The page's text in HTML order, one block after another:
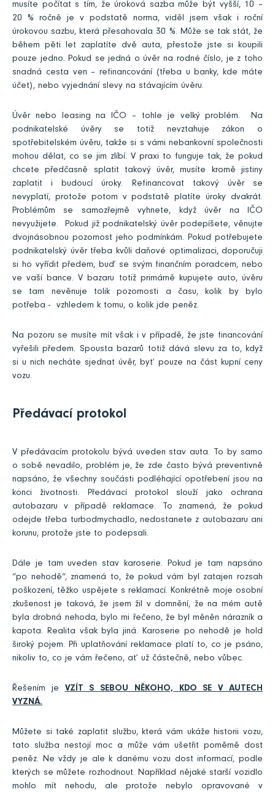
musíte počítat s tím, že úroková sazba může být vyšší, 10 –
20 % ročně je v podstatě norma, viděl jsem však i roční
úrokovou sazbu, která přesahovala 30 %. Může se tak stát, že
během pěti let zaplatíte dvě auta, přestože jste si koupili
pouze jedno. Pokud se jedná o úvěr na rodné číslo, je z toho
snadná cesta ven – refinancování (třeba u banky, kde máte
účet), nebo vyjednání slevy na stávajícím úvěru.
Úvěr nebo leasing na IČO – tohle je velký problém. Na
podnikatelské úvěry se totiž nevztahuje zákon o
spotřebitelském úvěru, takže si s vámi nebankovní společnosti
mohou dělat, co se jim zlíbí. V praxi to funguje tak, že pokud
chcete předčasně splatit takový úvěr, musíte kromě jistiny
zaplatit i budoucí úroky. Refinancovat takový úvěr se
nevyplatí, protože potom v podstatě platíte úroky dvakrát.
Problémům se samozřejmě vyhnete, když úvěr na IČO
nevyužijete. Pokud již podnikatelský úvěr podepíšete, věnujte
dvojnásobnou pozornost jeho podmínkám. Pokud potřebujete
podnikatelský úvěr třeba kvůli daňové optimalizaci, doporučuji
si ho vyřídit předem, buď se svým finančním poradcem, nebo
ve vaší bance. V bazaru totiž primárně kupujete auto, úvěru
se tam nevěnuje tolik pozornosti a času, kolik by bylo
potřeba - vzhledem k tomu, o kolik jde peněz.
Na pozoru se musíte mít však i v případě, že jste financování
vyřešili předem. Spousta bazarů totiž dává slevu za to, když
si u nich necháte sjednat úvěr, byť pouze na část kupní ceny
vozu.
Předávací protokol
V předávacím protokolu bývá uveden stav auta. To by samo
o sobě nevadilo, problém je, že zde často bývá preventivně
napsáno, že všechny součásti podléhající opotřebení jsou na
konci životnosti. Předávací protokol slouží jako ochrana
autobazaru v případě reklamace. To znamená, že pokud
odejde třeba turbodmychadlo, nedostanete z autobazaru ani
korunu, protože jste to podepsali.
Dále je tam uveden stav karoserie. Pokud je tam napsáno
“po nehodě“, znamená to, že pokud vám byl zatajen rozsah
poškození, těžko uspějete s reklamací. Konkrétně moje osobní
zkušenost je taková, že jsem žil v domnění, že na mém autě
byla drobná nehoda, bylo mi řečeno, že byl měněn nárazník a
kapota. Realita však byla jiná. Karoserie po nehodě je hold
široký pojem. Při uplatňování reklamace platí to, co je psáno,
nikoliv to, co je vám řečeno, ať už částečně, nebo vůbec.
Řešením jeVZÍT S SEBOU NĚKOHO, KDO SE V AUTECH
VYZNÁ.
Můžete si také zaplatit službu, která vám ukáže historii vozu,
tato služba nestojí moc a může vám ušetřit poměrně dost
peněz. Ne vždy je ale k danému vozu dost informací, podle
kterých se můžete rozhodnout. Například nějaké starší vozidlo
mohlo mít nehodu, ale protože nebylo opravované v